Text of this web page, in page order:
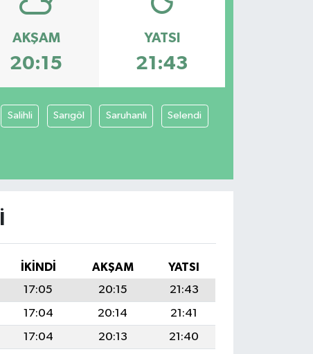
AKŞAM
20:15
YATSI
21:43
Salihli Sarıgöl Saruhanlı Selendi
İKINDI AKŞAM
YATSI
17:05 20:15
21:43
17:04 20:14
21:41
17:04 20:13
21:40